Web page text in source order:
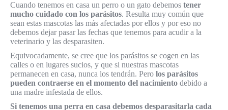
Cuando tenemos en casa un perro o un gato debemos tener
mucho cuidado con los parásitos. Resulta muy común que
sean estas mascotas las más afectadas por ellos y por eso no
debemos dejar pasar las fechas que tenemos para acudir a la
veterinario y las desparasiten.
Equivocadamente, se cree que los parásitos se cogen en las
calles o en lugares sucios, y que si nuestras mascotas
permanecen en casa, nunca los tendrán. Pero los parásitos
pueden contraerse en el momento del nacimiento debido a
una madre infestada de ellos.
Si tenemos una perra en casa debemos desparasitarla cada